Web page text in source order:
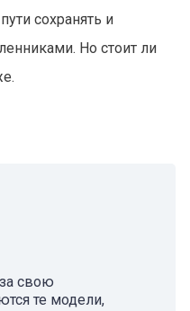
сохранять и
Но стоит ли
свою
те модели,